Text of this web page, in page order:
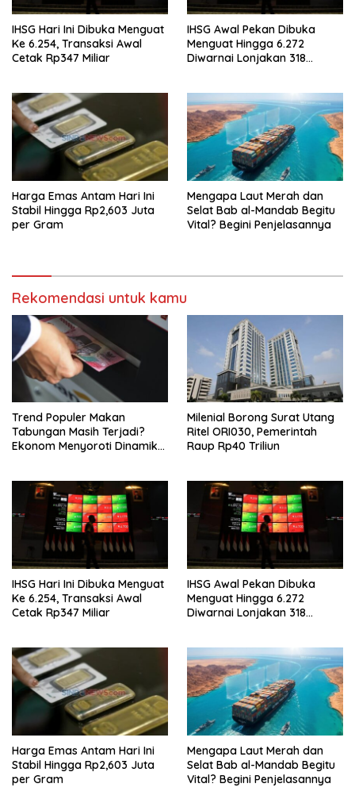
IHSG Hari Ini Dibuka Menguat
Ke 6.254, Transaksi Awal
Cetak Rp347 Miliar
IHSG Awal Pekan Dibuka
Menguat Hingga 6.272
Diwarnai Lonjakan 318
Harga Emas Antam Hari Ini
Stabil Hingga Rp2,603 Juta
per Gram
Mengapa Laut Merah dan
Selat Bab al-Mandab Begitu
Vital? Begini Penjelasannya
Rekomendasi untuk kamu
Trend Populer Makan
Tabungan Masih Terjadi?
Ekonom Menyoroti Dinamika
Milenial Borong Surat Utang
Ritel ORI030, Pemerintah
Raup Rp40 Triliun
IHSG Hari Ini Dibuka Menguat
Ke 6.254, Transaksi Awal
Cetak Rp347 Miliar
IHSG Awal Pekan Dibuka
Menguat Hingga 6.272
Diwarnai Lonjakan 318
Harga Emas Antam Hari Ini
Stabil Hingga Rp2,603 Juta
per Gram
Mengapa Laut Merah dan
Selat Bab al-Mandab Begitu
Vital? Begini Penjelasannya